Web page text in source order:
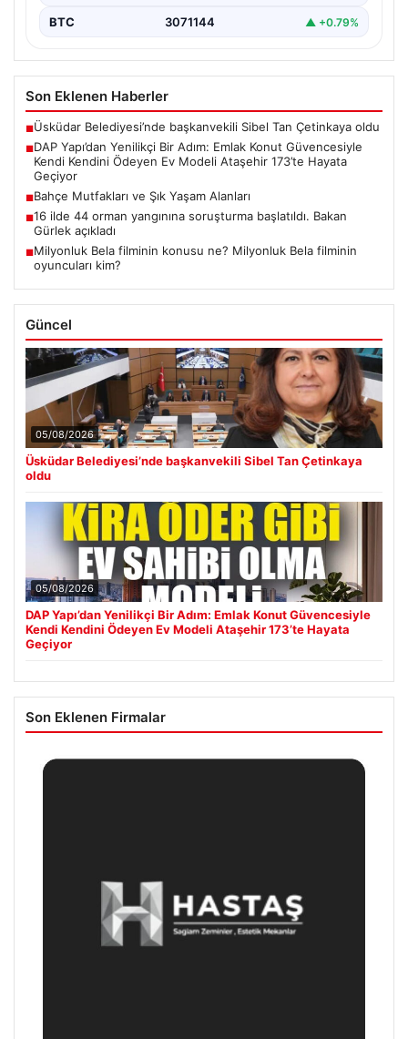
BTC 3071144 ▲ +0.79%
Son Eklenen Haberler
■Üsküdar Belediyesi’nde başkanvekili Sibel Tan Çetinkaya oldu
■DAP Yapı’dan Yenilikçi Bir Adım: Emlak Konut Güvencesiyle
Kendi Kendini Ödeyen Ev Modeli Ataşehir 173’te Hayata
Geçiyor
■Bahçe Mutfakları ve Şık Yaşam Alanları
■16 ilde 44 orman yangınına soruşturma başlatıldı. Bakan
Gürlek açıkladı
■Milyonluk Bela filminin konusu ne? Milyonluk Bela filminin
oyuncuları kim?
Güncel
05/08/2026
Üsküdar Belediyesi’nde başkanvekili Sibel Tan Çetinkaya
oldu
05/08/2026
DAP Yapı’dan Yenilikçi Bir Adım: Emlak Konut Güvencesiyle
Kendi Kendini Ödeyen Ev Modeli Ataşehir 173’te Hayata
Geçiyor
Son Eklenen Firmalar